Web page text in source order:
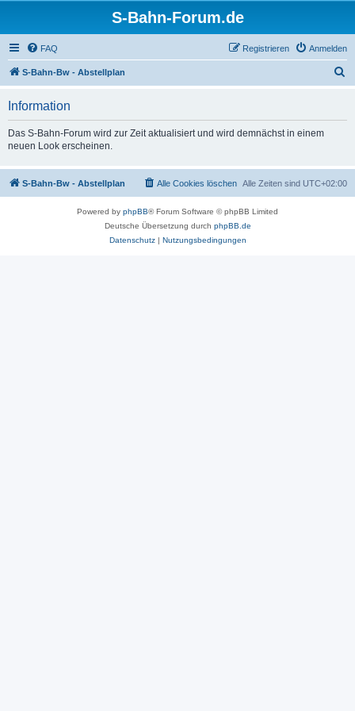
S-Bahn-Forum.de
FAQ Anmelden
Registrieren
S-Bahn-Bw - Abstellplan
Information
Das S-Bahn-Forum wird zur Zeit aktualisiert und wird demnächst in einem
neuen Look erscheinen.
S-Bahn-Bw - Abstellplan Alle Zeiten sind UTC+02:00
Alle Cookies löschen
Powered by phpBB® Forum Software © phpBB Limited
Deutsche Übersetzung durch phpBB.de
Datenschutz| Nutzungsbedingungen